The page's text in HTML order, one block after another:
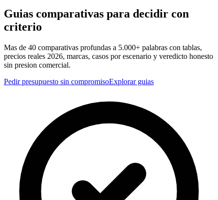
Guias comparativas para decidir con
criterio
Mas de 40 comparativas profundas a 5.000+ palabras con tablas,
precios reales 2026, marcas, casos por escenario y veredicto honesto
sin presion comercial.
Pedir presupuesto sin compromisoExplorar guias